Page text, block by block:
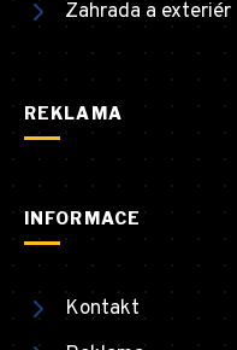
Zahrada a exteriér
REKLAMA
INFORMACE
Kontakt